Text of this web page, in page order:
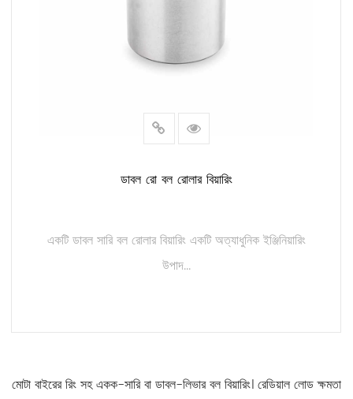
ডাবল রো বল রোলার বিয়ারিং
একটি ডাবল সারি বল রোলার বিয়ারিং একটি অত্যাধুনিক ইঞ্জিনিয়ারিং
উপাদ...
মোটা বাইরের রিং সহ একক-সারি বা ডাবল-লিভার বল বিয়ারিং। রেডিয়াল লোড ক্ষমতা